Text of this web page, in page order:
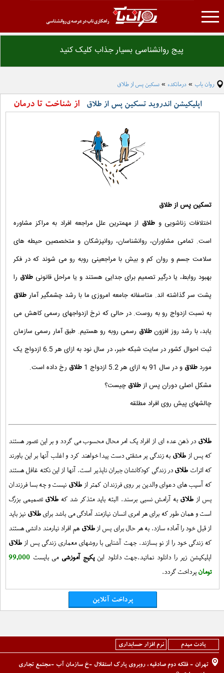
مقاله روانشناسی
فرهنگ لغت روانشناسی
پیج روانشناسی بسیار جذاب کلیک کنید
روان یاب » درمانکده » تسکین پس از طلاق
اپلیکیشن اندروید تسکین پس از طلاق از شناخت تا درمان
تسکین پس از طلاق
اختلافات زناشویی و طلاق از مهمترین علل مراجعه افراد به مراکز مشاوره
است. تمامی مشاوران، روانشناسان، روانپزشکان و متخصصین حیطه های
سلامت جسم و روان کم و بیش با مراجعینی روبه رو می شوند که در فکر
بهبود روابط، یا درگیر تصمیم برای جدایی هستند و یا مراحل قانونی طلاق را
پشت سر گذاشته اند. متاسفانه جامعه امروزی ما با رشد چشمگیر آمار طلاق
به نسبت ازدواج رو به روست. در حالی که نرخ ازدواجهای رسمی کاهش می
یابد، با رشد روز افزونطلاق رسمی روبه رو هستیم. طبق آمار رسمی سازمان
ثبت احوال کشور در سایت شبکه خبر، در سال نود به ازای هر 6.5 ازدواج یک
موردطلاق و در سال 91 به ازای هر 5.2 ازدواج 1 طلاق رخ داده است.
مشکل اصلی دوران پس ازطلاق چیست؟
چالشهای پیش روی افراد مطلقه
طلاقدر ذهن عده ای از افراد یک امر محال محسوب می گردد و بر این تصور هستند
که پس ازطلاقبه زندگی پر مشقتی دست پیدا خواهند کرد و اغلب آنها بر این باورند
که اثراتطلاقدر زندگی کودکانشان جبران ناپذیر است. آنها از این نکته غافل هستند
که آسیب های دعوای والدین بر روی فرزندان کمتر ازطلاقنیست و چه بسا فرزندان
پس ازطلاقبه آرامش نسبی برسند. البته باید متذکر شد که طلاقتصمیمی بزرگ
است و همان طور که برای هر امری انسان نیازمند آمادگی می باشد برایطلاقنیز باید
از قبل خود را آماده سازد. به هر حال برای پس ازطلاقهم افراد نیارمند دانشی هستند
که زندگی خود را از نو بسازند. جهت آشنایی با روشهای معماری زندگی پس ازطلاق
اپلیکیشن زیر را دانلود نمائید.جهت دانلود اینپکیج آموزشی می بایست 99,000
تومانپرداخت گردد.
پرداخت آنلاین
یادت میدم
نرم افزار حسابداری
تهران - فلکه دوم صادقیه، روبروی پارک استقلال -خ سازمان آب -مجتمع تجاری